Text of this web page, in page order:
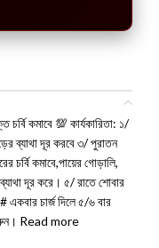
কমাবে 💯 কার্যকারিতা: ১/
ব্যাথা দূর করবে ৩/ পুরাতন
কমাবে,পায়ের গোড়ালি,
দূর করে। ৫/ রাতে শোবার
একবার চার্জ দিলে ৫/৬ বার
করুন। Read more